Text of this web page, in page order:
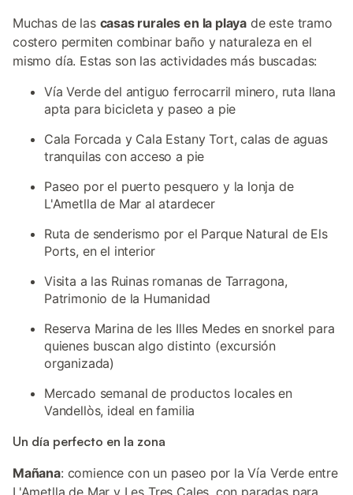
Muchas de las casas rurales en la playa de este tramo
costero permiten combinar baño y naturaleza en el
mismo día. Estas son las actividades más buscadas:
Vía Verde del antiguo ferrocarril minero, ruta llana
apta para bicicleta y paseo a pie
Cala Forcada y Cala Estany Tort, calas de aguas
tranquilas con acceso a pie
Paseo por el puerto pesquero y la lonja de
L'Ametlla de Mar al atardecer
Ruta de senderismo por el Parque Natural de Els
Ports, en el interior
Visita a las Ruinas romanas de Tarragona,
Patrimonio de la Humanidad
Reserva Marina de les Illes Medes en snorkel para
quienes buscan algo distinto (excursión
organizada)
Mercado semanal de productos locales en
Vandellòs, ideal en familia
Un día perfecto en la zona
Mañana: comience con un paseo por la Vía Verde entre
L'Ametlla de Mar y Les Tres Cales, con paradas para